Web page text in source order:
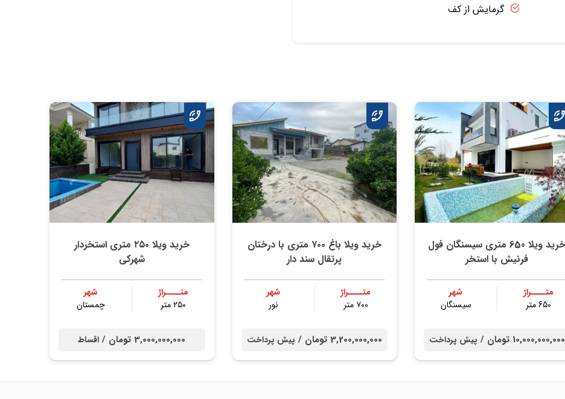
گرمایش از کف
خرید ویلا 650 متری سیسنگان فول
فرنیش با استخر
متــــراژ
650 متر
شهر
سیسنگان
10,000,000,000 تومان / پیش پرداخت
خرید ویلا باغ ۷۰۰ متری با درختان
پرتقال سند دار
متــــراژ
۷۰۰ متر
شهر
نور
3,200,000,000 تومان / پیش پرداخت
خرید ویلا ۲۵۰ متری استخردار
شهرکی
متــــراژ
۲۵۰ متر
شهر
چمستان
3,000,000,000 تومان / اقساط